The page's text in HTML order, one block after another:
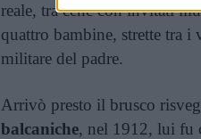
reale, tra cene con invitati
quattro bambine, strette tra i
militare del padre.
Arrivò presto il brusco
balcaniche, nel 1912, lui fu